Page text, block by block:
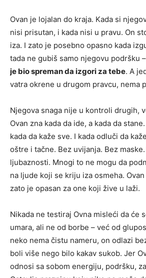
Ovan je lojalan do kraja. Kada si
nisi prisutan, i kada nisi u pravu. On
iza. I zato je posebno opasno kada
tada ne gubiš samo njegovu podršku
je bio spreman da izgori za tebe. A
vatra okrene u drugom pravcu, nema
Njegova snaga nije u kontroli drugih,
Ovan zna kada da ide, a kada da
kada da kaže sve. I kada odluči da
oštre i tačne. Bez uvijanja. Bez
ljubaznosti. Mnogi to ne mogu da
na ljude koji se kriju iza osmeha.
zato je opasan za one koji žive u laži.
Nikada ne testiraj Ovna misleći da će
umara, ali ne od borbe – već od
neko nema čistu nameru, on odlazi
boli više nego bilo kakav sukob. Jer
odnosi sa sobom energiju, podršku,